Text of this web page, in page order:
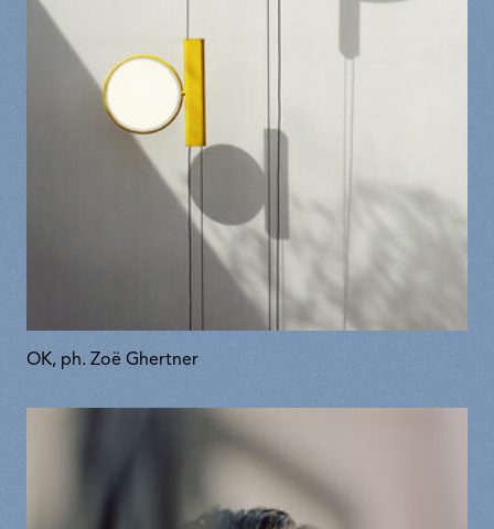
OK, ph. Zoë Ghertner